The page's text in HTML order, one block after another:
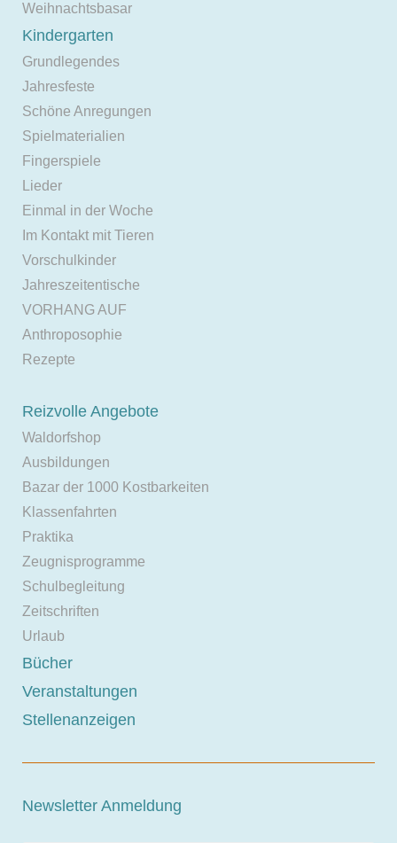
Weihnachtsbasar
Kindergarten
Grundlegendes
Jahresfeste
Schöne Anregungen
Spielmaterialien
Fingerspiele
Lieder
Einmal in der Woche
Im Kontakt mit Tieren
Vorschulkinder
Jahreszeitentische
VORHANG AUF
Anthroposophie
Rezepte
Reizvolle Angebote
Waldorfshop
Ausbildungen
Bazar der 1000 Kostbarkeiten
Klassenfahrten
Praktika
Zeugnisprogramme
Schulbegleitung
Zeitschriften
Urlaub
Bücher
Veranstaltungen
Stellenanzeigen
Newsletter Anmeldung